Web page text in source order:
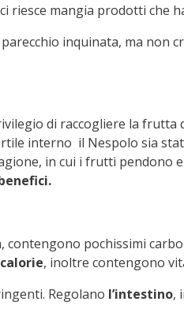
riesce mangia prodotti che
parecchio inquinata, ma
di raccogliere la
interno il Nespolo sia
in cui i frutti pendono
pochissimi
, inoltre contengono
Regolano l’intestino,